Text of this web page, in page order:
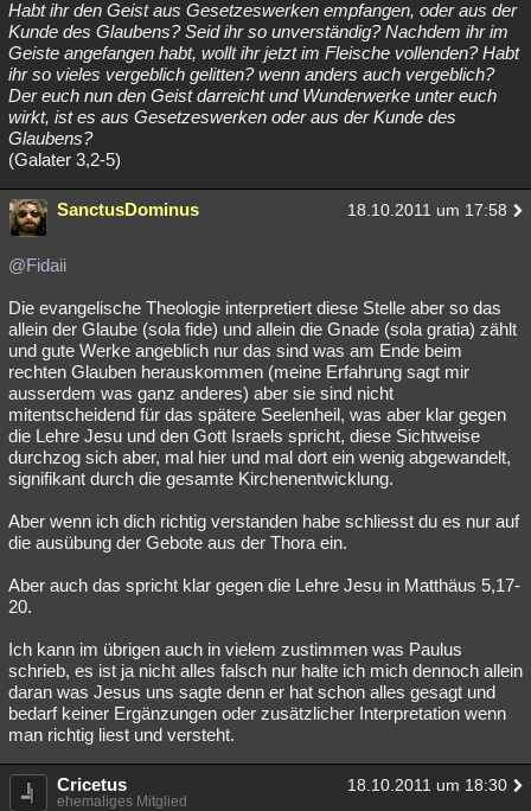
Habt ihr den Geist aus Gesetzeswerken empfangen, oder aus der
Kunde des Glaubens? Seid ihr so unverständig? Nachdem ihr im
Geiste angefangen habt, wollt ihr jetzt im Fleische vollenden? Habt
ihr so vieles vergeblich gelitten? wenn anders auch vergeblich?
Der euch nun den Geist darreicht und Wunderwerke unter euch
wirkt, ist es aus Gesetzeswerken oder aus der Kunde des
Glaubens?
(Galater 3,2-5)
SanctusDominus 18.10.2011 um 17:58
@Fidaii
Die evangelische Theologie interpretiert diese Stelle aber so das
allein der Glaube (sola fide) und allein die Gnade (sola gratia) zählt
und gute Werke angeblich nur das sind was am Ende beim
rechten Glauben herauskommen (meine Erfahrung sagt mir
ausserdem was ganz anderes) aber sie sind nicht
mitentscheidend für das spätere Seelenheil, was aber klar gegen
die Lehre Jesu und den Gott Israels spricht, diese Sichtweise
durchzog sich aber, mal hier und mal dort ein wenig abgewandelt,
signifikant durch die gesamte Kirchenentwicklung.
Aber wenn ich dich richtig verstanden habe schliesst du es nur auf
die ausübung der Gebote aus der Thora ein.
Aber auch das spricht klar gegen die Lehre Jesu in Matthäus 5,17-
20.
Ich kann im übrigen auch in vielem zustimmen was Paulus
schrieb, es ist ja nicht alles falsch nur halte ich mich dennoch allein
daran was Jesus uns sagte denn er hat schon alles gesagt und
bedarf keiner Ergänzungen oder zusätzlicher Interpretation wenn
man richtig liest und versteht.
Cricetus 18.10.2011 um 18:30
ehemaliges Mitglied